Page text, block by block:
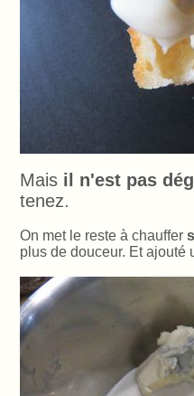
Mais il n'est pas
tenez.
On met le reste à chauffer
plus de douceur. Et ajouté